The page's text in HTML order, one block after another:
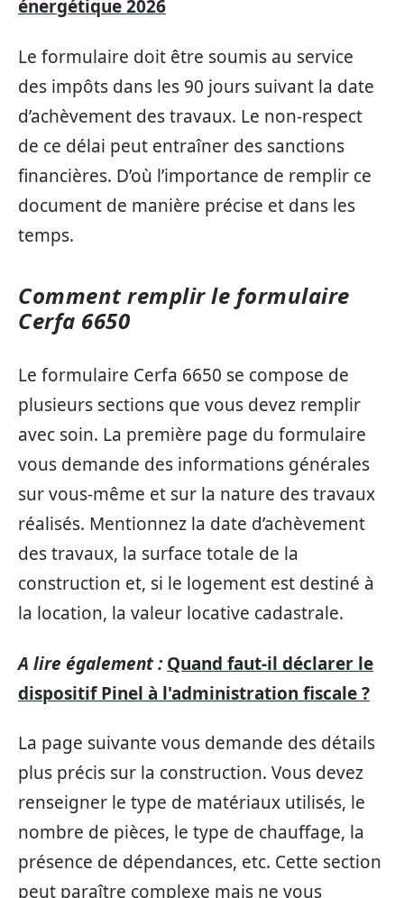
énergétique 2026
Le formulaire doit être soumis au service
des impôts dans les 90 jours suivant la date
d’achèvement des travaux. Le non-respect
de ce délai peut entraîner des sanctions
financières. D’où l’importance de remplir ce
document de manière précise et dans les
temps.
Comment remplir le formulaire
Cerfa 6650
Le formulaire Cerfa 6650 se compose de
plusieurs sections que vous devez remplir
avec soin. La première page du formulaire
vous demande des informations générales
sur vous-même et sur la nature des travaux
réalisés. Mentionnez la date d’achèvement
des travaux, la surface totale de la
construction et, si le logement est destiné à
la location, la valeur locative cadastrale.
A lire également : Quand faut-il déclarer le
dispositif Pinel à l'administration fiscale ?
La page suivante vous demande des détails
plus précis sur la construction. Vous devez
renseigner le type de matériaux utilisés, le
nombre de pièces, le type de chauffage, la
présence de dépendances, etc. Cette section
peut paraître complexe mais ne vous